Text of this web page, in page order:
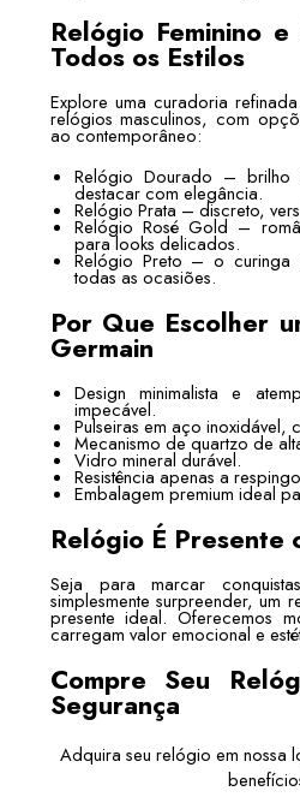
Relógio Feminino
Todos os Estilos
Explore uma curadoria
relógios masculinos, com
ao contemporâneo:
Relógio Dourado – brilho
destacar com elegância.
Relógio Prata – discreto,
Relógio Rosé Gold –
para looks delicados.
Relógio Preto – o curinga
todas as ocasiões.
Por Que Escolher
Germain
Design minimalista e
impecável.
Pulseiras em aço inoxidável,
Mecanismo de quartzo de
Vidro mineral durável.
Resistência apenas a
Embalagem premium ideal
Relógio É Presente
Seja para marcar
simplesmente surpreender, um
presente ideal. Oferecemos
carregam valor emocional e
Compre Seu
Segurança
Adquira seu relógio em nossa